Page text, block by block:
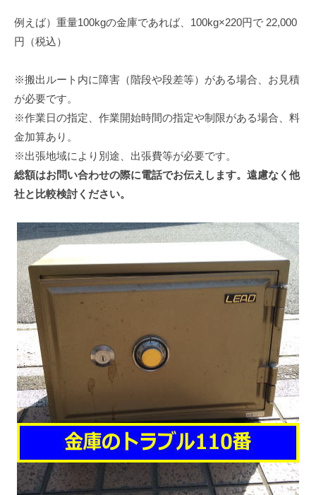
例えば）重量100kgの金庫であれば、100kg×220円で 22,000
円（税込）
※搬出ルート内に障害（階段や段差等）がある場合、お見積
が必要です。
※作業日の指定、作業開始時間の指定や制限がある場合、料
金加算あり。
※出張地域により別途、出張費等が必要です。
総額はお問い合わせの際に電話でお伝えします。遠慮なく他
社と比較検討ください。